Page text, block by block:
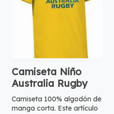
Camiseta Niño
Australia Rugby
Camiseta 100% algodón de
manga corta. Este artículo